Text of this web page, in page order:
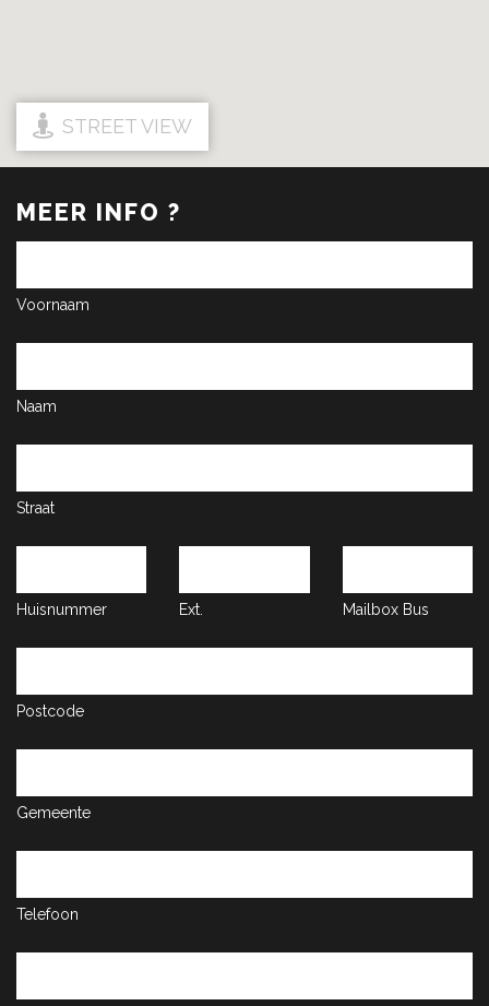
STREET VIEW
MEER INFO ?
Voornaam
Naam
Straat
Huisnummer Ext. Mailbox Bus
Postcode
Gemeente
Telefoon